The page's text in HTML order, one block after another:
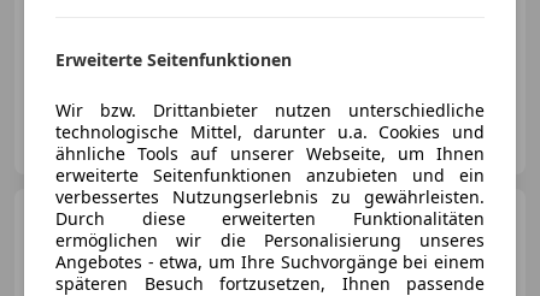
08/2014 57 610 km Benzin
FLAT6 Car Emotion GmbH
AT-5161 Elixhausen
Porsche 944S2 - 370 PS
Tracktool - 1:1 mit KTM/Audi 2.0
TFSI
Erweiterte Seitenfunktionen
Wir bzw. Drittanbieter nutzen unterschiedliche
technologische Mittel, darunter u.a. Cookies und
ähnliche Tools auf unserer Webseite, um Ihnen
erweiterte Seitenfunktionen anzubieten und ein
verbessertes Nutzungserlebnis zu gewährleisten.
Durch diese erweiterten Funktionalitäten
ermöglichen wir die Personalisierung unseres
Angebotes - etwa, um Ihre Suchvorgänge bei einem
späteren Besuch fortzusetzen, Ihnen passende